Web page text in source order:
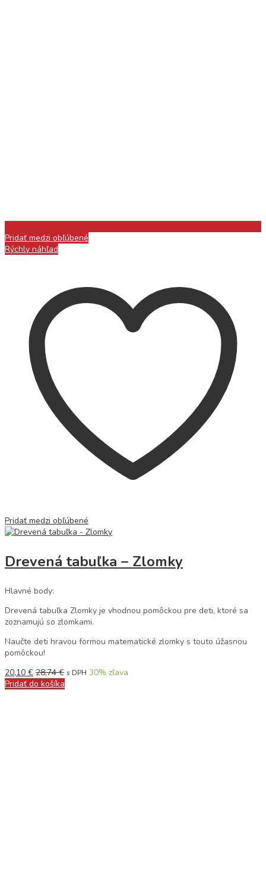
Pridať medzi obľúbené
Rýchly náhľad
Pridať medzi obľúbené
Drevená tabuľka – Zlomky
Hlavné body:
Drevená tabuľka Zlomky je vhodnou pomôckou pre deti, ktoré sa
zoznamujú so zlomkami.
Naučte deti hravou formou matematické zlomky s touto úžasnou
pomôckou!
20,10 € 28,74€ s DPH 30% zľava
Pridať do košíka